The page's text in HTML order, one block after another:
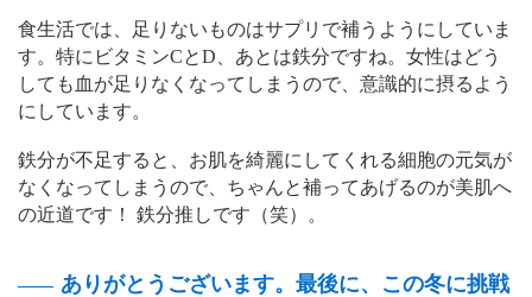
食生活では、足りないものはサプリで補うようにしていま
す。特にビタミンCとD、あとは鉄分ですね。女性はどう
しても血が足りなくなってしまうので、意識的に摂るよう
にしています。
鉄分が不足すると、お肌を綺麗にしてくれる細胞の元気が
なくなってしまうので、ちゃんと補ってあげるのが美肌へ
の近道です！ 鉄分推しです（笑）。
ありがとうございます。最後に、この冬に挑戦